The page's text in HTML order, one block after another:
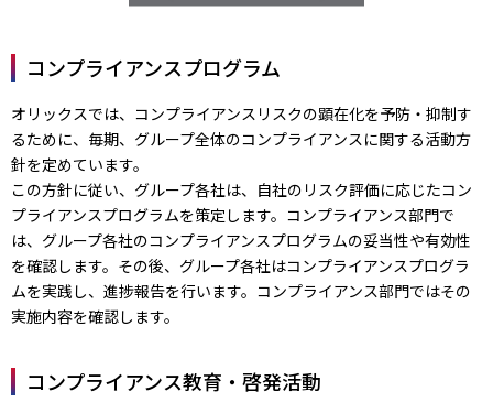
コンプライアンスプログラム
オリックスでは、コンプライアンスリスクの顕在化を予防・抑制す
るために、毎期、グループ全体のコンプライアンスに関する活動方
針を定めています。
この方針に従い、グループ各社は、自社のリスク評価に応じたコン
プライアンスプログラムを策定します。コンプライアンス部門で
は、グループ各社のコンプライアンスプログラムの妥当性や有効性
を確認します。その後、グループ各社はコンプライアンスプログラ
ムを実践し、進捗報告を行います。コンプライアンス部門ではその
実施内容を確認します。
コンプライアンス教育・啓発活動